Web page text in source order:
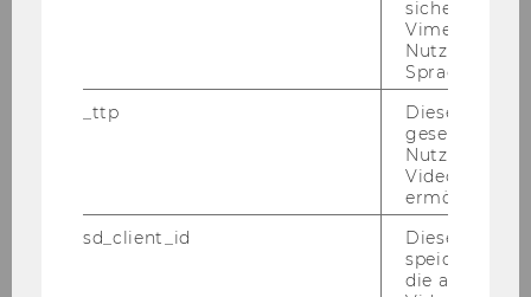
Vimeo in der
Nutzer
Sprache
_ttp
Dieser
gesetzt, um
Nutzung des
Videoplayers
ermöglichen
sd_client_id
Dieses Cookie
speichert
die aktuellen